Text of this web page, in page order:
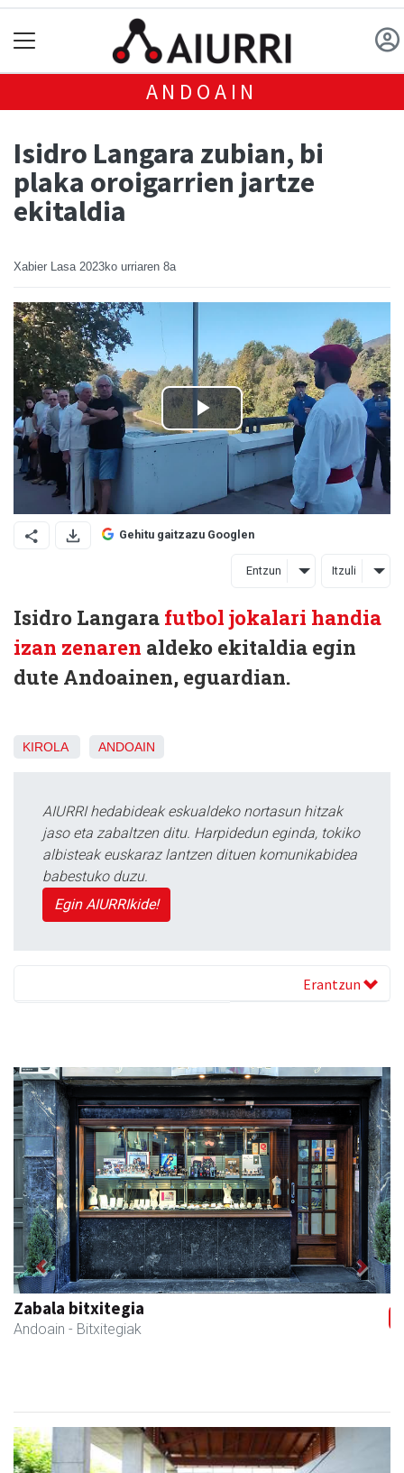
ANDOAIN
Isidro Langara zubian, bi
plaka oroigarrien jartze
ekitaldia
Xabier Lasa 2023ko urriaren 8a
Gehitu gaitzazu Googlen
Entzun Itzuli
Isidro Langara futbol jokalari handia
izan zenaren aldeko ekitaldia egin
dute Andoainen, eguardian.
KIROLA ANDOAIN
AIURRI hedabideak eskualdeko nortasun hitzak
jaso eta zabaltzen ditu. Harpidedun eginda, tokiko
albisteak euskaraz lantzen dituen komunikabidea
babestuko duzu.
Egin AIURRIkide!
Erantzun
Izkiriota ardoak
Andoain - Ardoak
Previous Next